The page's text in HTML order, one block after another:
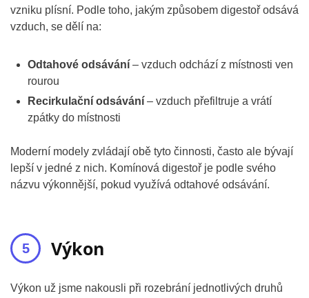
vzniku plísní. Podle toho, jakým způsobem digestoř odsává
vzduch, se dělí na:
Odtahové odsávání – vzduch odchází z místnosti ven
rourou
Recirkulační odsávání – vzduch přefiltruje a vrátí
zpátky do místnosti
Moderní modely zvládají obě tyto činnosti, často ale bývají
lepší v jedné z nich. Komínová digestoř je podle svého
názvu výkonnější, pokud využívá odtahové odsávání.
Výkon
Výkon už jsme nakousli při rozebrání jednotlivých druhů